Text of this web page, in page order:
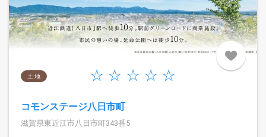
土 地
コモンステージ八日市町
滋賀県東近江市八日市町343番5